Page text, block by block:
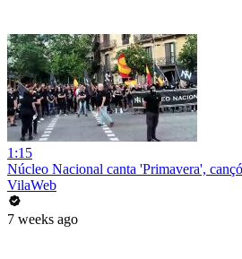
1:15
Núcleo Nacional canta 'Primavera',
VilaWeb
7 weeks ago